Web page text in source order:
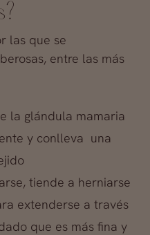
las que se
entre las más
la glándula mamaria
y conlleva una
tiende a herniarse
extenderse a través
que es más fina y